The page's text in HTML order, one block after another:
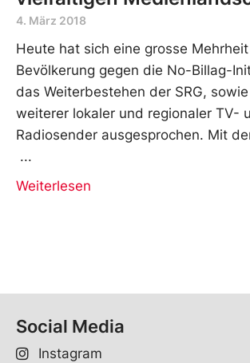
4. März 2018
Heute hat sich eine grosse
Bevölkerung gegen die No-Billag-
das Weiterbestehen der SRG,
weiterer lokaler und regionaler TV-
Radiosender ausgesprochen. Mit
Weiterlesen
Social Media
Instagram